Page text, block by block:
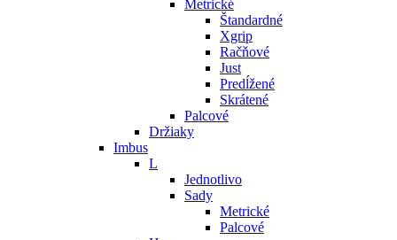
Metrické
Štandardné
Xgrip
Račňové
Just
Predĺžené
Skrátené
Palcové
Držiaky
Imbus
L
Jednotlivo
Sady
Metrické
Palcové